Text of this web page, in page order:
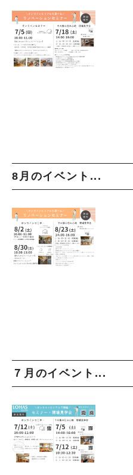
8月のイベント...
７月のイベント...